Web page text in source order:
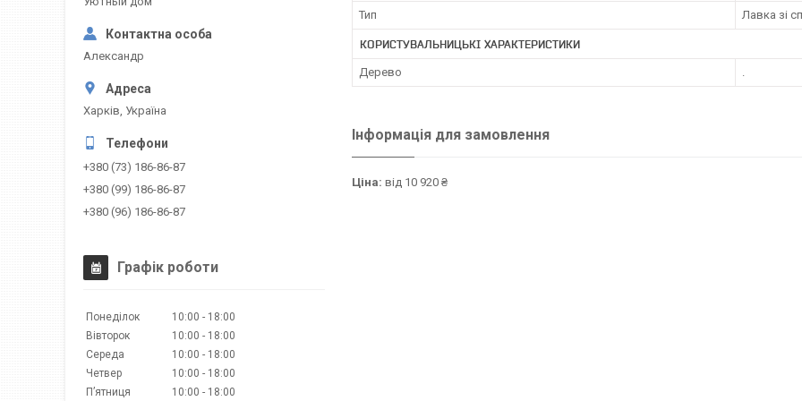
Тип Лавка зі
КОРИСТУВАЛЬНИЦЬКІ ХАРАКТЕРИСТИКИ
Дерево .
Інформація для замовлення
Ціна: від 10 920 ₴
Александр
Харків, Україна
+380 (73) 186-86-87
+380 (99) 186-86-87
+380 (96) 186-86-87
Графік роботи
Понеділок 10:00
18:00
Вівторок
10:00
18:00
Середа
10:00
18:00
Четвер
10:00
18:00
Пʼятниця
10:00 18:00